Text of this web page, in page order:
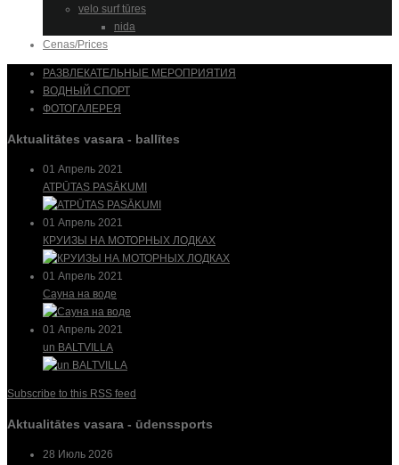
velo surf tūres
nida
Cenas/Prices
РАЗВЛЕКАТЕЛЬНЫЕ МЕРОПРИЯТИЯ
ВОДНЫЙ СПОРТ
ФОТОГАЛЕРЕЯ
Aktualitātes vasara - ballītes
01 Апрель 2021
ATPŪTAS PASĀKUMI
01 Апрель 2021
КРУИЗЫ НА МОТОРНЫХ ЛОДКАХ
01 Апрель 2021
Сауна на воде
01 Апрель 2021
un BALTVILLA
Subscribe to this RSS feed
Aktualitātes vasara - ūdenssports
28 Июль 2026